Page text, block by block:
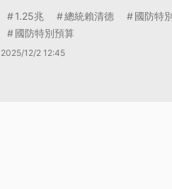
1.25兆 總統賴清德
國防特
國防特別預算
2025/12/2 12:45